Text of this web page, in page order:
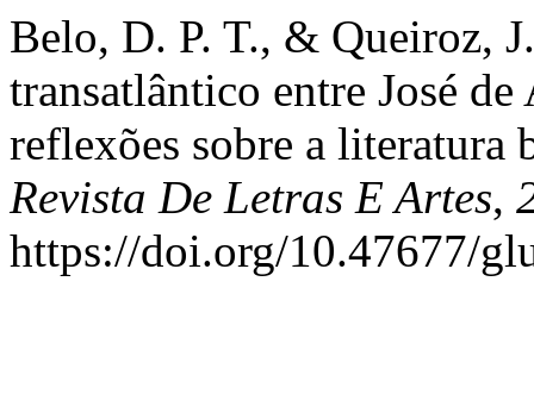
Belo, D. P. T., & Queiroz,
transatlântico entre José
reflexões sobre a
Revista De Letras E Artes,
https://doi.org/10.47677/